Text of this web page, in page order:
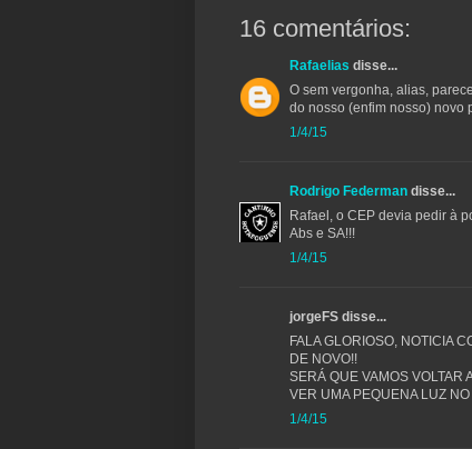
16 comentários:
Rafaelias disse...
O sem vergonha, alias,
do nosso (enfim nosso) novo
1/4/15
Rodrigo Federman disse...
Rafael, o CEP devia pedir à
Abs e SA!!!
1/4/15
jorgeFS disse...
FALA GLORIOSO, NOTICIA
DE NOVO!!
SERÁ QUE VAMOS VOLTAR
VER UMA PEQUENA LUZ
1/4/15